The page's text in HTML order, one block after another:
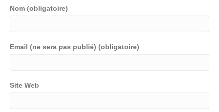
Nom (obligatoire)
Email (ne sera pas publié) (obligatoire)
Site Web